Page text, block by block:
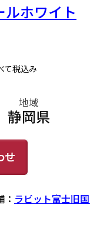
ルホワイト
て税込み
地域
静岡県
ラビット富士旧